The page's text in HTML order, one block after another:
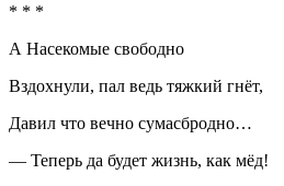
* * *
А Насекомые свободно
Вздохнули, пал ведь тяжкий гнёт,
Давил что вечно сумасбродно…
— Теперь да будет жизнь, как мёд!